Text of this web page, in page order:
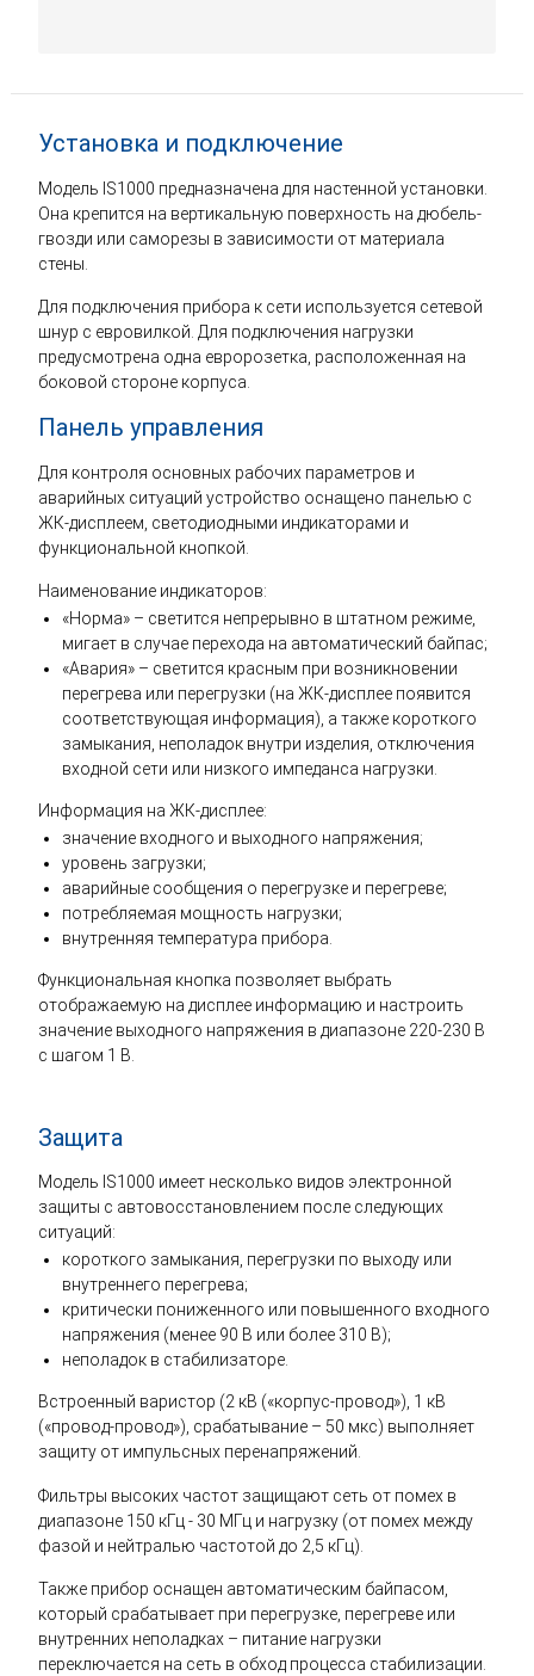
Установка и подключение
Модель IS1000 предназначена для настенной установки.
Она крепится на вертикальную поверхность на дюбель-
гвозди или саморезы в зависимости от материала
стены.
Для подключения прибора к сети используется сетевой
шнур с евровилкой. Для подключения нагрузки
предусмотрена одна евророзетка, расположенная на
боковой стороне корпуса.
Панель управления
Для контроля основных рабочих параметров и
аварийных ситуаций устройство оснащено панелью с
ЖК-дисплеем, светодиодными индикаторами и
функциональной кнопкой.
Наименование индикаторов:
«Норма» – светится непрерывно в штатном режиме,
мигает в случае перехода на автоматический байпас;
«Авария» – светится красным при возникновении
перегрева или перегрузки (на ЖК-дисплее появится
соответствующая информация), а также короткого
замыкания, неполадок внутри изделия, отключения
входной сети или низкого импеданса нагрузки.
Информация на ЖК-дисплее:
значение входного и выходного напряжения;
уровень загрузки;
аварийные сообщения о перегрузке и перегреве;
потребляемая мощность нагрузки;
внутренняя температура прибора.
Функциональная кнопка позволяет выбрать
отображаемую на дисплее информацию и настроить
значение выходного напряжения в диапазоне 220-230 В
с шагом 1 В.
Защита
Модель IS1000 имеет несколько видов электронной
защиты с автовосстановлением после следующих
ситуаций:
короткого замыкания, перегрузки по выходу или
внутреннего перегрева;
критически пониженного или повышенного входного
напряжения (менее 90 В или более 310 В);
неполадок в стабилизаторе.
Встроенный варистор (2 кВ («корпус-провод»), 1 кВ
(«провод-провод»), срабатывание – 50 мкс) выполняет
защиту от импульсных перенапряжений.
Фильтры высоких частот защищают сеть от помех в
диапазоне 150 кГц - 30 МГц и нагрузку (от помех между
фазой и нейтралью частотой до 2,5 кГц).
Также прибор оснащен автоматическим байпасом,
который срабатывает при перегрузке, перегреве или
внутренних неполадках – питание нагрузки
переключается на сеть в обход процесса стабилизации.